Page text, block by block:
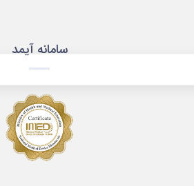
سامانه آیمد